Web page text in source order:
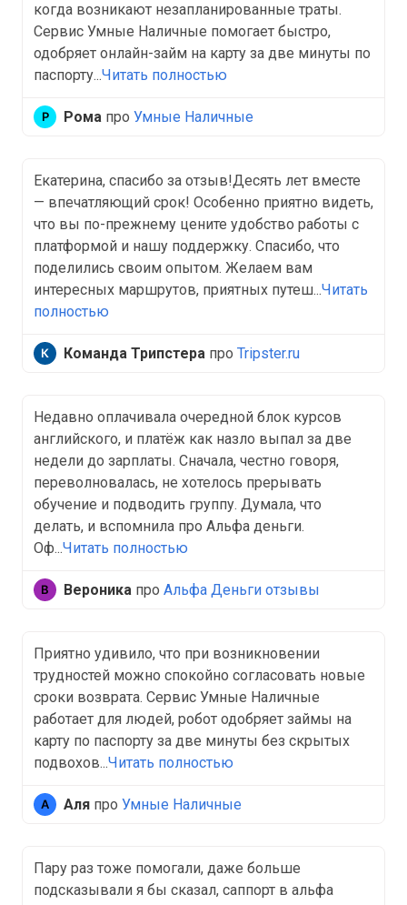
когда возникают незапланированные траты.
Сервис Умные Наличные помогает быстро,
одобряет онлайн-займ на карту за две минуты по
паспорту...Читать полностью
Рома про Умные Наличные
Екатерина, спасибо за отзыв!Десять лет вместе
— впечатляющий срок! Особенно приятно видеть,
что вы по-прежнему цените удобство работы с
платформой и нашу поддержку. Спасибо, что
поделились своим опытом. Желаем вам
интересных маршрутов, приятных путеш...Читать
полностью
Команда Трипстера про Tripster.ru
Недавно оплачивала очередной блок курсов
английского, и платёж как назло выпал за две
недели до зарплаты. Сначала, честно говоря,
переволновалась, не хотелось прерывать
обучение и подводить группу. Думала, что
делать, и вспомнила про Альфа деньги.
Оф...Читать полностью
Вероника про Альфа Деньги отзывы
Приятно удивило, что при возникновении
трудностей можно спокойно согласовать новые
сроки возврата. Сервис Умные Наличные
работает для людей, робот одобряет займы на
карту по паспорту за две минуты без скрытых
подвохов...Читать полностью
Аля про Умные Наличные
Пару раз тоже помогали, даже больше
подсказывали я бы сказал, саппорт в альфа